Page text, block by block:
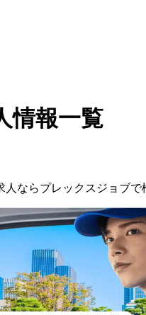
情報一覧
人ならプレックスジョブで